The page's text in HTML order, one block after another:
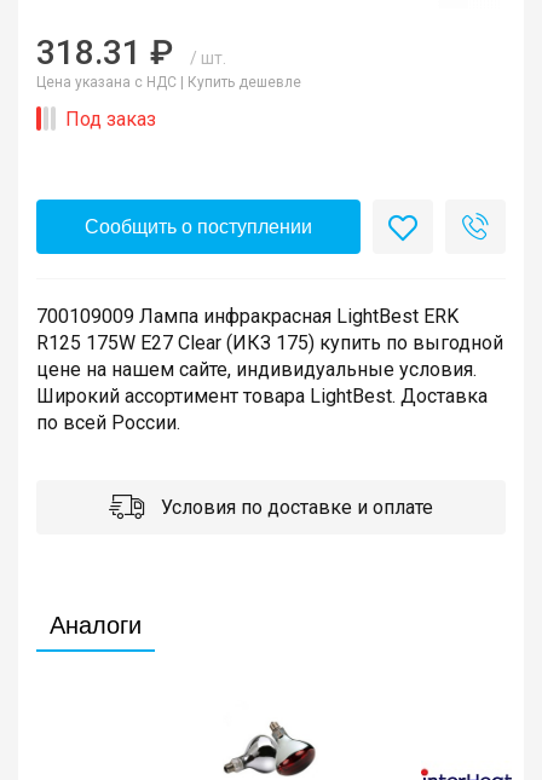
318.31 ₽ / шт.
Цена указана с НДС | Купить дешевле
Под заказ
Сообщить о поступлении
700109009 Лампа инфракрасная LightBest ERK
R125 175W E27 Clear (ИКЗ 175) купить по выгодной
цене на нашем сайте, индивидуальные условия.
Широкий ассортимент товара LightBest. Доставка
по всей России.
Условия по доставке и оплате
Аналоги